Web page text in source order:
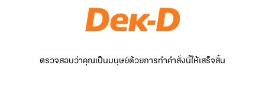
ตรวจสอบว่าคุณเป็นมนุษย์ด้วยการทำคำสั่งนี้ให้เสร็จสิ้น